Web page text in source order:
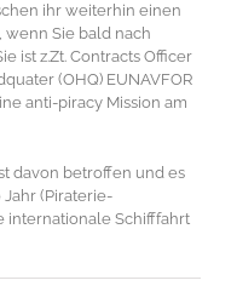
ihr weiterhin einen
Sie bald nach
ist z.Zt. Contracts Officer
(OHQ) EUNAVFOR
anti-piracy Mission am
davon betroffen und es
Jahr (Piraterie-
internationale Schifffahrt